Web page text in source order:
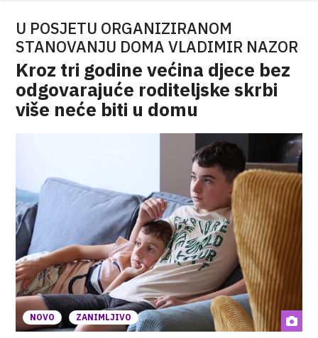
U POSJETU ORGANIZIRANOM
STANOVANJU DOMA VLADIMIR NAZOR
Kroz tri godine većina djece bez
odgovarajuće roditeljske skrbi
više neće biti u domu
NOVO ZANIMLJIVO